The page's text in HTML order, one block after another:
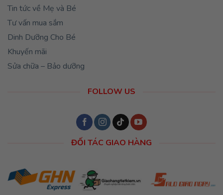
Tin tức về Mẹ và Bé
Tư vấn mua sắm
Dinh Dưỡng Cho Bé
Khuyến mãi
Sửa chữa – Bảo dưỡng
FOLLOW US
ĐỐI TÁC GIAO HÀNG